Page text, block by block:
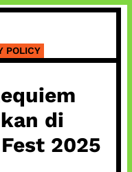
POLICY
di
2025